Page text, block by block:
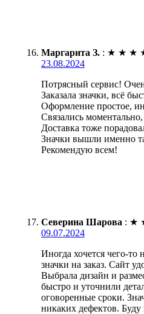
Маргарита З. : ★ ★ ★
23.08.2024
Потрясный сервис!
Заказала значки, всё
Оформление простое,
Связались
Доставка тоже
Значки вышли именно
Рекомендую всем!
Северина Шарова : ★
09.07.2024
Иногда хочется чего-то
значки на заказ. Сайт
Выбрала дизайн и
быстро и уточнили
оговоренные сроки.
никаких дефектов. Буду